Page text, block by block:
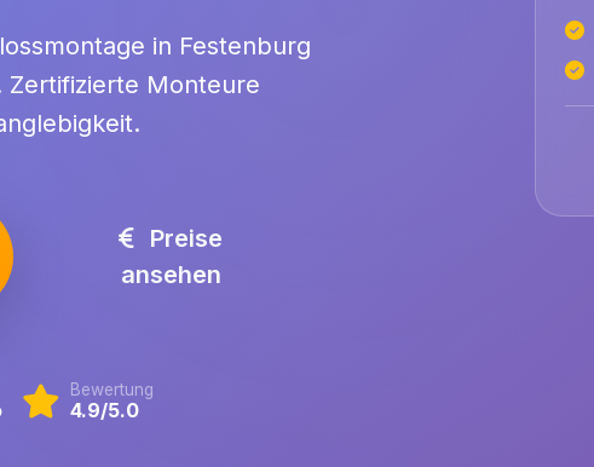
in Festenburg
Zertifizierte Monteure
Preise
ansehen
Bewertung
4.9/5.0